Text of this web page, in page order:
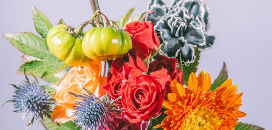
きな時に好きな花をご注文いただけます。
Q. 配送できないエリアはありますか？
ただいま沖縄・離島エリアへの配送には対応しておりませ
ん。ご了承ください。
Q. 配送日時は指定できますか？
お花をベストなタイミングで発送しているため、お届け日の
指定はできません。受け取り時間帯は、発送後にクロネコヤ
マトのアプリから変更可能です。
Q. 注文後にキャンセルできますか？
ご注文後一定時間内であればキャンセル可能です。